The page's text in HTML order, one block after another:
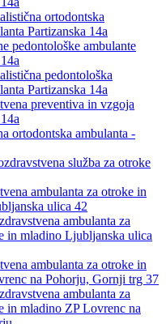
ortodontska
Partizanska 14a
pedontološke ambulante
pedontološka
Partizanska 14a
preventiva in vzgoja
ortodontska ambulanta -
služba za otroke
ambulanta za otroke in
ulica 42
ambulanta za
in mladino Ljubljanska ulica
ambulanta za otroke in
na Pohorju, Gornji trg 37
ambulanta za
in mladino ZP Lovrenc na